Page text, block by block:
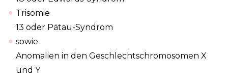
Trisomie
13 oder Pätau-Syndrom
sowie
Anomalien in den Geschlechtschromosomen X
und Y